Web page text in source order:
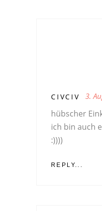
CIVCIV 3.
hübscher
ich bin auch
:))))
REPLY...